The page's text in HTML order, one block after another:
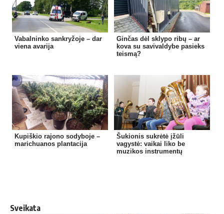
Vabalninko sankryžoje – dar
viena avarija
Ginčas dėl sklypo ribų – ar
kova su savivaldybe pasieks
teismą?
Kupiškio rajono sodyboje –
marichuanos plantacija
Šukionis sukrėtė įžūli
vagystė: vaikai liko be
muzikos instrumentų
Sveikata